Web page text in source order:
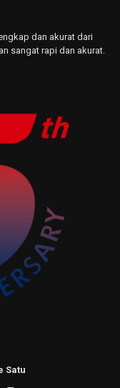
dan akurat dari
sangat rapi dan akurat.
Satu